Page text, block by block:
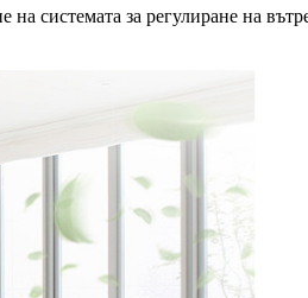
на системата за регулиране на